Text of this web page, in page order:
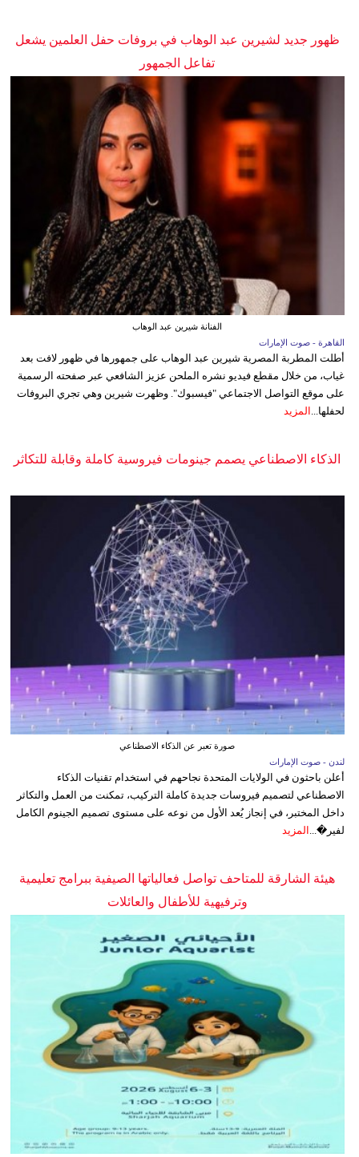
ظهور جديد لشيرين عبد الوهاب في بروفات حفل العلمين يشعل
تفاعل الجمهور
الفنانة شيرين عبد الوهاب
القاهرة - صوت الإمارات
أطلت المطربة المصرية شيرين عبد الوهاب على جمهورها في ظهور لافت بعد
غياب، من خلال مقطع فيديو نشره الملحن عزيز الشافعي عبر صفحته الرسمية
على موقع التواصل الاجتماعي "فيسبوك". وظهرت شيرين وهي تجري البروفات
لحفلها... المزيد
الذكاء الاصطناعي يصمم جينومات فيروسية كاملة وقابلة للتكاثر
صورة تعبر عن الذكاء الاصطناعي
لندن - صوت الإمارات
أعلن باحثون في الولايات المتحدة نجاحهم في استخدام تقنيات الذكاء
الاصطناعي لتصميم فيروسات جديدة كاملة التركيب، تمكنت من العمل والتكاثر
داخل المختبر، في إنجاز يُعد الأول من نوعه على مستوى تصميم الجينوم الكامل
لفير�...
المزيد
هيئة الشارقة للمتاحف تواصل فعالياتها الصيفية ببرامج تعليمية
وترفيهية للأطفال والعائلات